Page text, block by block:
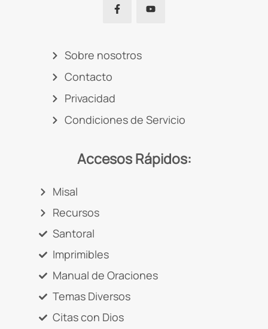
Sobre nosotros
Contacto
Privacidad
Condiciones de Servicio
Accesos Rápidos:
Misal
Recursos
Santoral
Imprimibles
Manual de Oraciones
Temas Diversos
Citas con Dios